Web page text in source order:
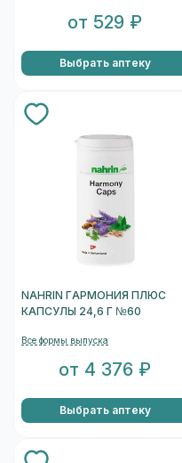
от 529 ₽
Выбрать аптеку
NAHRIN ГАРМОНИЯ ПЛЮС
КАПСУЛЫ 24,6 Г №60
Все формы выпуска
от 4 376 ₽
Выбрать аптеку